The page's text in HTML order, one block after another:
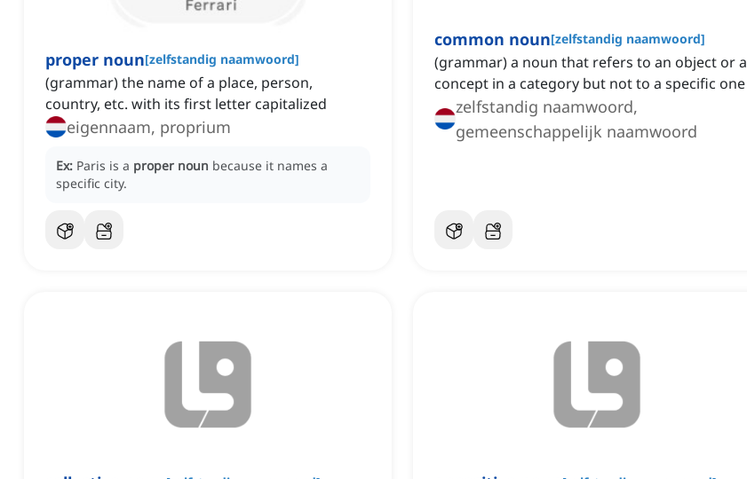
proper noun[zelfstandig naamwoord]
(grammar) the name of a place, person,
country, etc. with its first letter capitalized
eigennaam, proprium
Ex: Paris is a proper noun because it names a
specific city.
common noun[zelfstandig naamwoord]
(grammar) a noun that refers to an object or a
concept in a category but not to a specific one
zelfstandig naamwoord,
gemeenschappelijk naamwoord